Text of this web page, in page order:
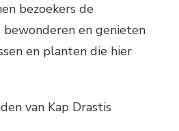
bezoekers de
en genieten
en planten die hier
van Kap Drastis